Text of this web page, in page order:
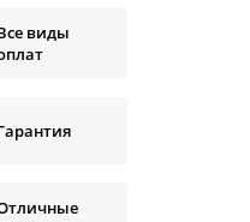
виды